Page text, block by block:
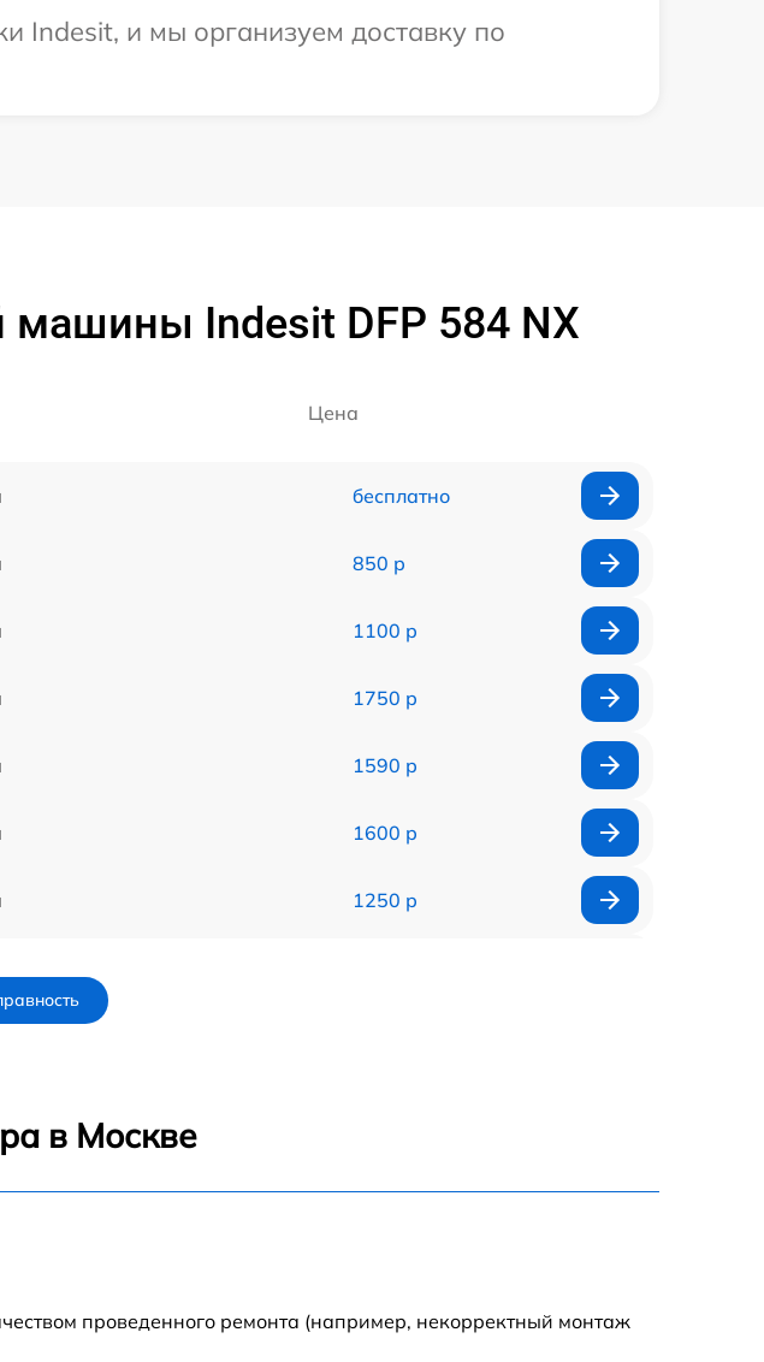
Indesit, и мы организуем доставку по
Indesit DFP 584 NX
Цена
бесплатно
850 р
1100 р
1750 р
1590 р
1600 р
1250 р
в Москве
проведенного ремонта (например, некорректный монтаж